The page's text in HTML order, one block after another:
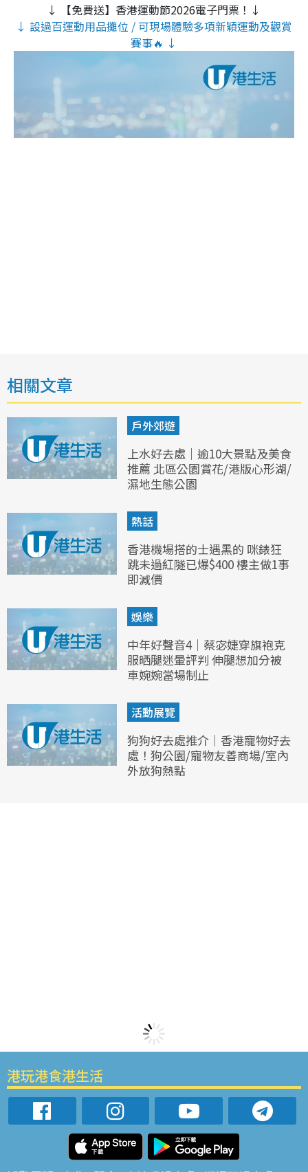
↓ 【免費送】香港運動節2026電子門票！↓
↓ 設過百運動用品攤位 / 可現場體驗多項新穎運動及觀賞
賽事🔥 ↓
相關文章
戶外郊遊
上水好去處｜逾10大景點及美食
推薦 北區公園賞花/港版心形湖/
濕地生態公園
熱話
香港機場搭的士遇黑的 咪錶狂
跳未過紅隧已爆$400 樓主做1事
即減價
娛樂
中年好聲音4｜蔡宓婕穿旗袍克
服晒腿迷暈評判 伸腿想加分被
車婉婉當場制止
活動展覽
狗狗好去處推介｜香港寵物好去
處！狗公園/寵物友善商場/室內
外放狗熱點
港玩港食港生活